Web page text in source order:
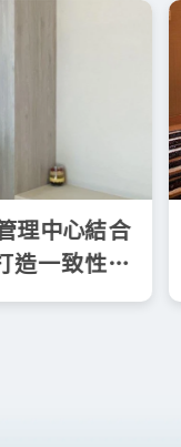
理中心結合
造一致性的